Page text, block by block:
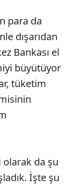
para da
dışarıdan
Bankası el
büyütüyor
tüketim
da şu
İşte şu